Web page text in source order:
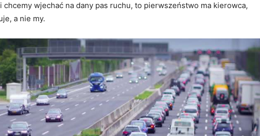
wjechać na dany pas ruchu, to pierwszeństwo ma kierowca,
a nie my.